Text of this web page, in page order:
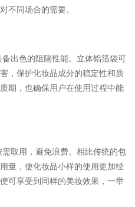
不同场合的需要。
出色的阻隔性能。立体铝箔袋可
，保护化妆品成分的稳定性和质
期，也确保用户在使用过程中能
取用，避免浪费。相比传统的包
量，使化妆品小样的使用更加经
可享受到同样的美妆效果，一举